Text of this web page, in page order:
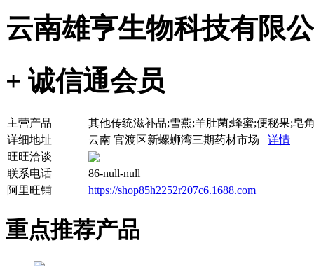
云南雄亨生物科技有限
+ 诚信通会员
主营产品
其他传统滋补品;雪燕;羊肚菌;蜂蜜;便秘果;皂
详细地址
云南 官渡区新螺蛳湾三期药材市场 详情
旺旺洽谈
联系电话
86-null-null
阿里旺铺
https://shop85h2252r207c6.1688.com
重点推荐产品